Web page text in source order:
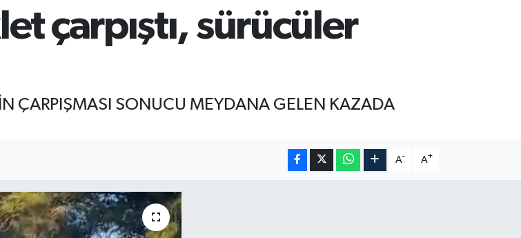
çarpıştı, sürücüler
ÇARPIŞMASI SONUCU MEYDANA GELEN KAZADA
A- A+